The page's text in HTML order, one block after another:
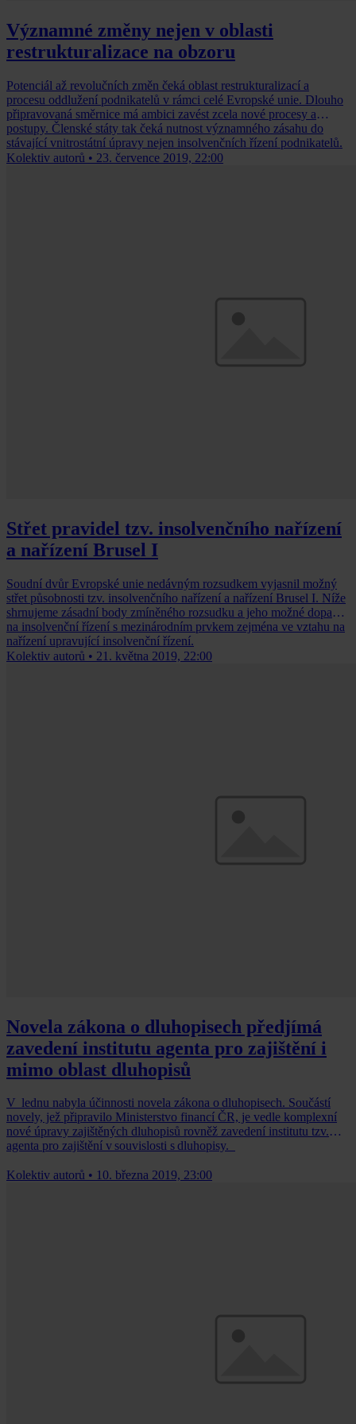
Významné změny nejen v oblasti
restrukturalizace na obzoru
Potenciál až revolučních změn čeká oblast restrukturalizací a
procesu oddlužení podnikatelů v rámci celé Evropské unie. Dlouho
připravovaná směrnice má ambici zavést zcela nové procesy a
postupy. Členské státy tak čeká nutnost významného zásahu do
stávající vnitrostátní úpravy nejen insolvenčních řízení podnikatelů.
Kolektiv autorů • 23. července 2019, 22:00
Střet pravidel tzv. insolvenčního nařízení
a nařízení Brusel I
Soudní dvůr Evropské unie nedávným rozsudkem vyjasnil možný
střet působnosti tzv. insolvenčního nařízení a nařízení Brusel I. Níže
shrnujeme zásadní body zmíněného rozsudku a jeho možné dopady
na insolvenční řízení s mezinárodním prvkem zejména ve vztahu na
nařízení upravující insolvenční řízení.
Kolektiv autorů • 21. května 2019, 22:00
Novela zákona o dluhopisech předjímá
zavedení institutu agenta pro zajištění i
mimo oblast dluhopisů
V lednu nabyla účinnosti novela zákona o dluhopisech. Součástí
novely, jež připravilo Ministerstvo financí ČR, je vedle komplexní
nové úpravy zajištěných dluhopisů rovněž zavedení institutu tzv.
agenta pro zajištění v souvislosti s dluhopisy.
Kolektiv autorů • 10. března 2019, 23:00